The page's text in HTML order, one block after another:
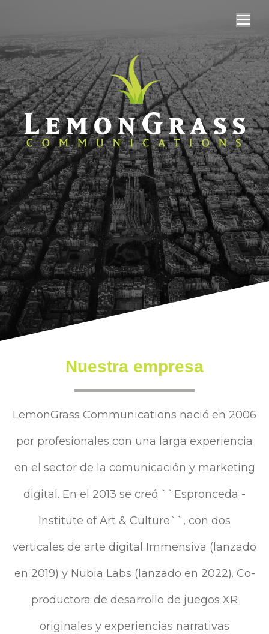
Nuestra empresa
LemonGrass Communications nació en 2006
por profesionales con una larga experiencia
en el sector de la comunicación y marketing
digital. En el 2013 se creó ``Espronceda -
Institute of Art & Culture``, con dos
verticales de arte digital Immensiva (lanzado
en 2019) y Nubia Labs (lanzado en 2022). Co-
productora de desarrollo de juegos XR
originales y experiencias narrativas